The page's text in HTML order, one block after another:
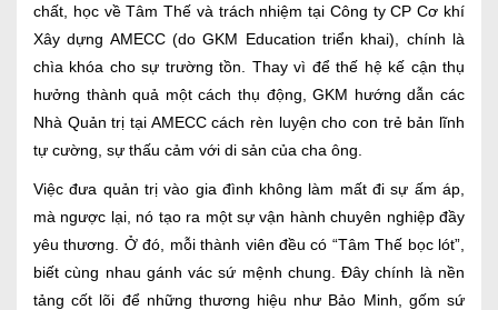
chất, học về Tâm Thế và trách nhiệm tại Công ty CP Cơ khí
Xây dựng AMECC (do GKM Education triển khai), chính là
chìa khóa cho sự trường tồn. Thay vì để thế hệ kế cận thụ
hưởng thành quả một cách thụ động, GKM hướng dẫn các
Nhà Quản trị tại AMECC cách rèn luyện cho con trẻ bản lĩnh
tự cường, sự thấu cảm với di sản của cha ông.
Việc đưa quản trị vào gia đình không làm mất đi sự ấm áp,
mà ngược lại, nó tạo ra một sự vận hành chuyên nghiệp đầy
yêu thương. Ở đó, mỗi thành viên đều có “Tâm Thế bọc lót”,
biết cùng nhau gánh vác sứ mệnh chung. Đây chính là nền
tảng cốt lõi để những thương hiệu như Bảo Minh, gốm sứ